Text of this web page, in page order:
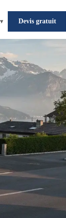
▾ Devis gratuit